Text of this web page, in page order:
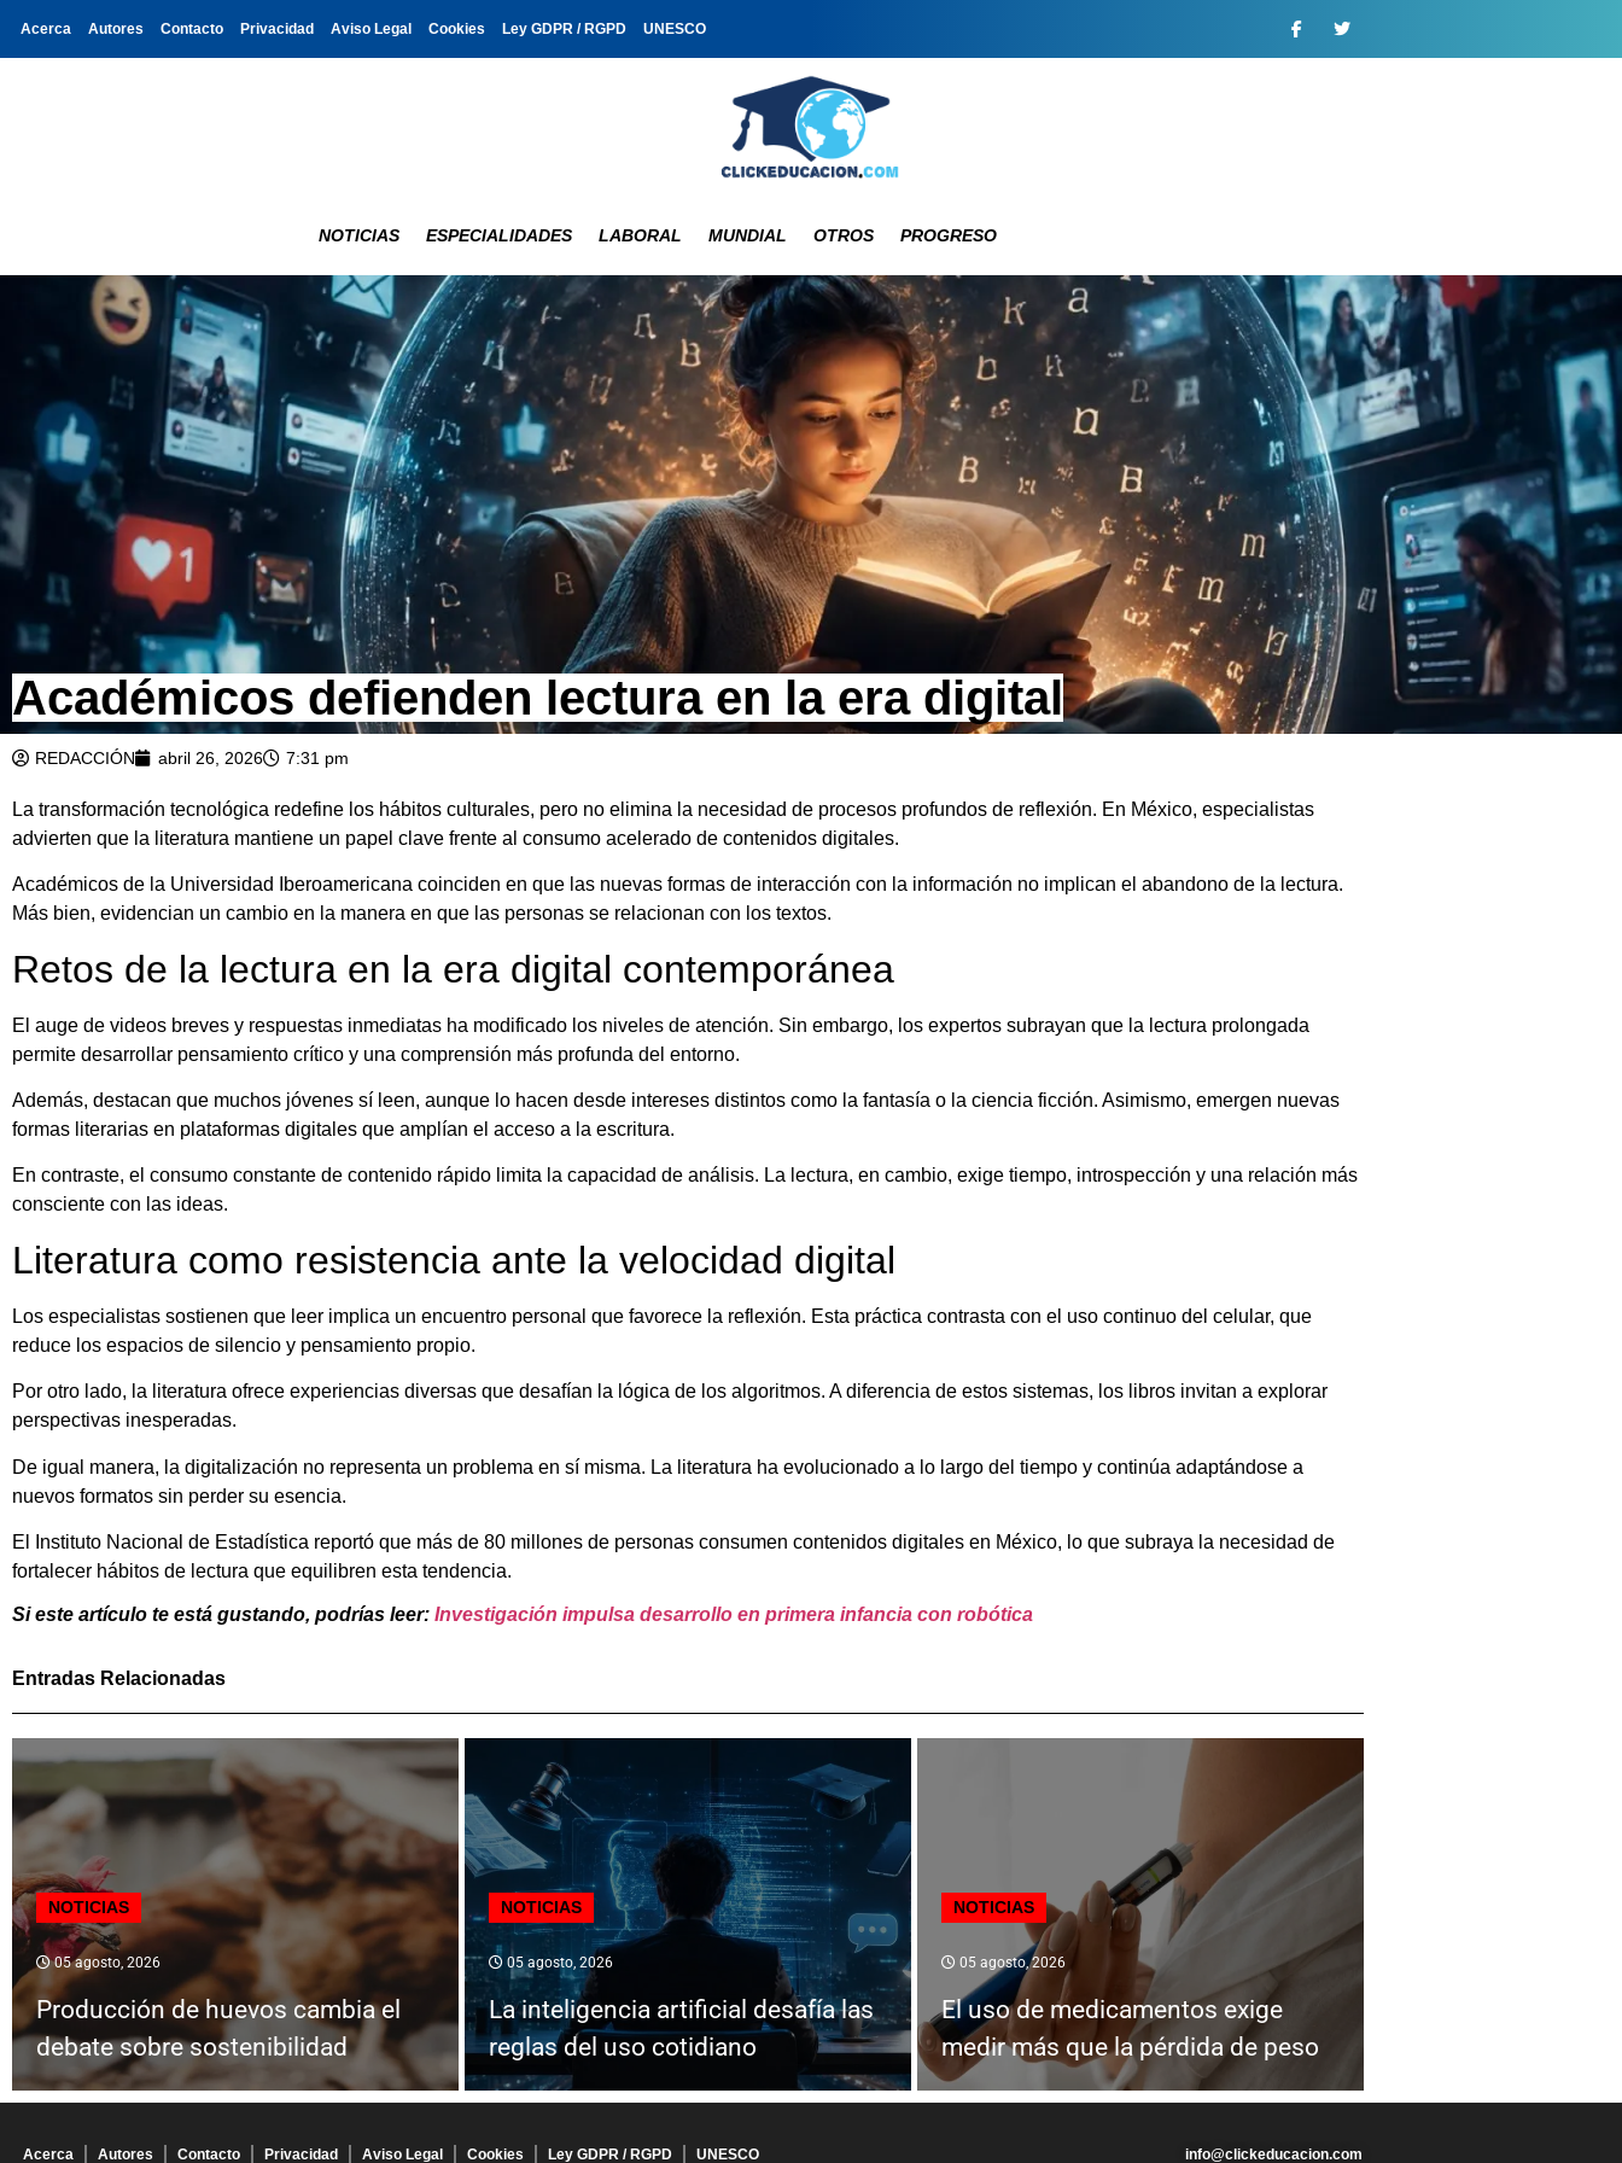
Acerca Autores Contacto Privacidad Aviso Legal Cookies Ley GDPR / RGPD UNESCO
NOTICIAS ESPECIALIDADES LABORAL MUNDIAL OTROS PROGRESO
Académicos defienden lectura en la era digital
REDACCIÓN abril 26, 2026 7:31 pm
La transformación tecnológica redefine los hábitos culturales, pero no elimina la necesidad de procesos profundos de reflexión. En México, especialistas
advierten que la literatura mantiene un papel clave frente al consumo acelerado de contenidos digitales.
Académicos de la Universidad Iberoamericana coinciden en que las nuevas formas de interacción con la información no implican el abandono de la lectura.
Más bien, evidencian un cambio en la manera en que las personas se relacionan con los textos.
Retos de la lectura en la era digital contemporánea
El auge de videos breves y respuestas inmediatas ha modificado los niveles de atención. Sin embargo, los expertos subrayan que la lectura prolongada
permite desarrollar pensamiento crítico y una comprensión más profunda del entorno.
Además, destacan que muchos jóvenes sí leen, aunque lo hacen desde intereses distintos como la fantasía o la ciencia ficción. Asimismo, emergen nuevas
formas literarias en plataformas digitales que amplían el acceso a la escritura.
En contraste, el consumo constante de contenido rápido limita la capacidad de análisis. La lectura, en cambio, exige tiempo, introspección y una relación más
consciente con las ideas.
Literatura como resistencia ante la velocidad digital
Los especialistas sostienen que leer implica un encuentro personal que favorece la reflexión. Esta práctica contrasta con el uso continuo del celular, que
reduce los espacios de silencio y pensamiento propio.
Por otro lado, la literatura ofrece experiencias diversas que desafían la lógica de los algoritmos. A diferencia de estos sistemas, los libros invitan a explorar
perspectivas inesperadas.
De igual manera, la digitalización no representa un problema en sí misma. La literatura ha evolucionado a lo largo del tiempo y continúa adaptándose a
nuevos formatos sin perder su esencia.
El Instituto Nacional de Estadística reportó que más de 80 millones de personas consumen contenidos digitales en México, lo que subraya la necesidad de
fortalecer hábitos de lectura que equilibren esta tendencia.
Si este artículo te está gustando, podrías leer: Investigación impulsa desarrollo en primera infancia con robótica
Entradas Relacionadas
NOTICIAS
05 agosto, 2026
Producción de huevos cambia el
debate sobre sostenibilidad
NOTICIAS
05 agosto, 2026
La inteligencia artificial desafía las
reglas del uso cotidiano
NOTICIAS
05 agosto, 2026
El uso de medicamentos exige
medir más que la pérdida de peso
Acerca Autores Contacto Privacidad Aviso Legal Cookies Ley GDPR / RGPD UNESCO info@clickeducacion.com